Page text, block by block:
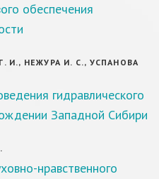
обеспечения
И., НЕЖУРА И. С., УСПАНОВА
гидравлического
Западной Сибири
нравственного